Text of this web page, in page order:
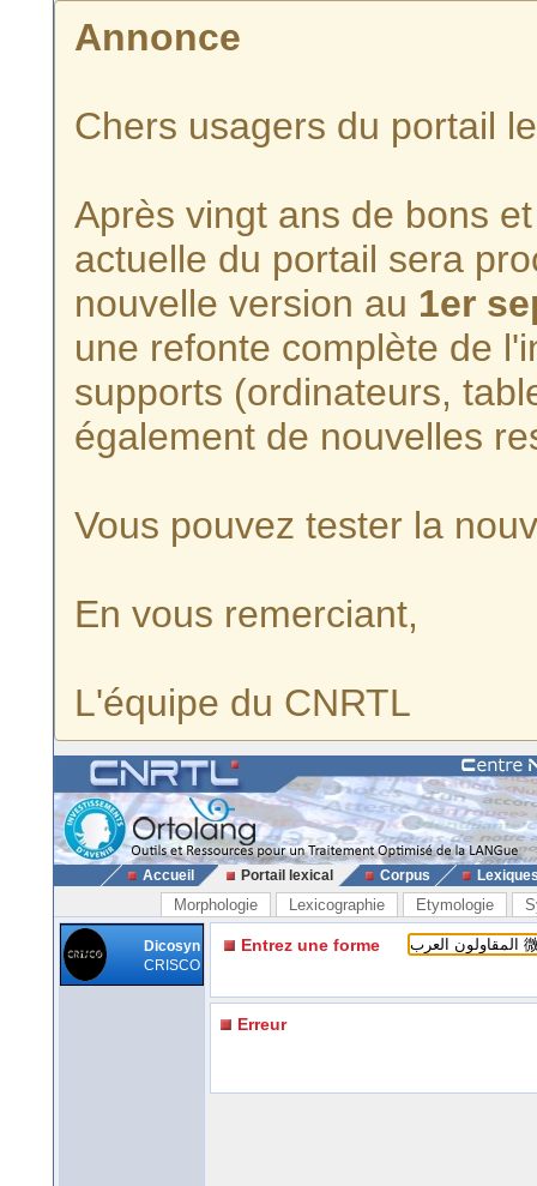
Annonce
Chers usagers du portail
Après vingt ans de bons
actuelle du portail sera
nouvelle version au 1er
une refonte complète de
supports (ordinateurs,
également de nouvelles
Vous pouvez tester la
En vous remerciant,
L'équipe du CNRTL
Accueil Portail lexical Corpus
Morphologie Lexicographie Etymologie
Dicosyn
CRISCO
Entrez une forme
Erreur